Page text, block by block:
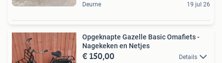
Deurne 19 jul 26
Opgeknapte Gazelle Basic Omafiets -
Nagekeken en Netjes
€ 150,00 Details